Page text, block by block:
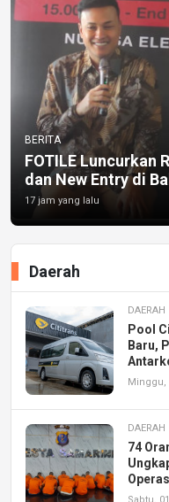
BERITA
FOTILE Luncurkan
dan New Entry di
17 jam yang lalu
Daerah
DAERAH
Pool
Baru,
Minggu,
DAERAH
74
Sabtu,